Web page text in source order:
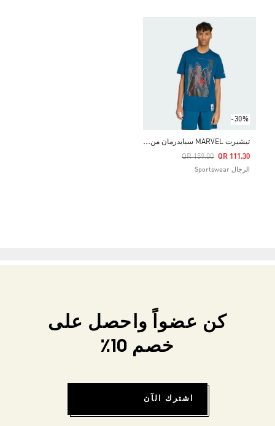
-30%
ت
يشيرت MARVEL سبايدرمان من أديداس
Price Reduced From
QR 159.00
To QR 111.30
الرجال Sportswear
كن عضواً واحصل على
خصم 10٪
اشترك الآن